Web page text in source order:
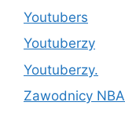
Youtubers
Youtuberzy
Youtuberzy.
Zawodnicy NBA